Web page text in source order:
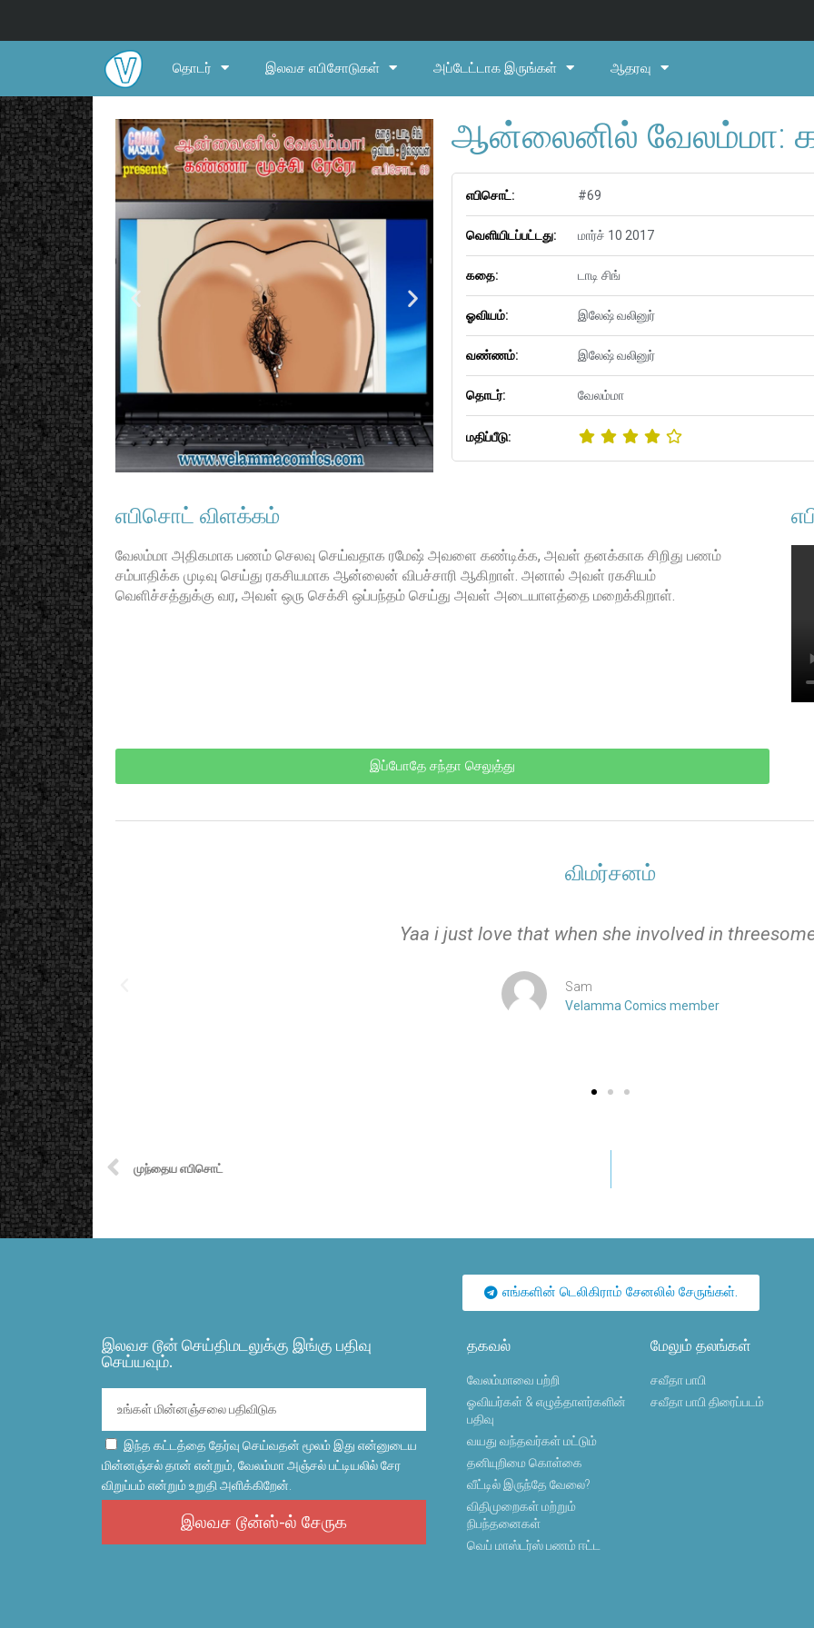
தொடர் இலவச எபிசோடுகள் அப்டேட்டாக இருங்கள் ஆதரவு
ஆன்லைனில் வேலம்மா:
எபிசொட்: #69
வெளியிடப்பட்டது: மார்ச் 10 2017
கதை: டாடி சிங்
ஓவியம்: இலேஷ் வலினுர்
வண்ணம்: இலேஷ் வலினுர்
தொடர்: வேலம்மா
மதிப்பீடு:
எபிசொட் விளக்கம்
வேலம்மா அதிகமாக பணம் செலவு செய்வதாக ரமேஷ் அவளை கண்டிக்க, அவள் தனக்காக சிறிது பணம்
சம்பாதிக்க முடிவு செய்து ரகசியமாக ஆன்லைன் விபச்சாரி ஆகிறாள். அனால் அவள் ரகசியம்
வெளிச்சத்துக்கு வர, அவள் ஒரு செக்சி ஒப்பந்தம் செய்து அவள் அடையாளத்தை மறைக்கிறாள்.
இப்போதே சந்தா செலுத்து
விமர்சனம்
Yaa i just love that when she involved in
Sam
Velamma Comics member
முந்தைய எபிசொட்
எங்களின் டெலிகிராம் சேனலில் சேருங்கள்.
இலவச டூன் செய்திமடலுக்கு இங்கு பதிவு
செய்யவும்.
இந்த கட்டத்தை தேர்வு செய்வதன் மூலம் இது என்னுடைய
மின்னஞ்சல் தான் என்றும், வேலம்மா அஞ்சல் பட்டியலில் சேர
விறுப்பம் என்றும் உறுதி அளிக்கிறேன்.
இலவச டூன்ஸ்-ல் சேருக
தகவல்
வேலம்மாவை பற்றி
ஓவியர்கள் & எழுத்தாளர்களின்
பதிவு
வயது வந்தவர்கள் மட்டும்
தனியுறிமை கொள்கை
வீட்டில் இருந்தே வேலை?
விதிமுறைகள் மற்றும்
நிபந்தனைகள்
வெப் மாஸ்டர்ஸ் பணம் ஈட்ட
மேலும் தலங்கள்
சவீதா பாபி
சவீதா பாபி திரைப்படம்